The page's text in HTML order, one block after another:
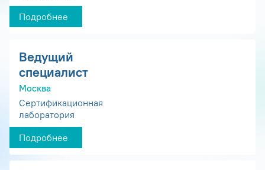
Подробнее
Ведущий
специалист
Москва
Сертификационная
лаборатория
Подробнее